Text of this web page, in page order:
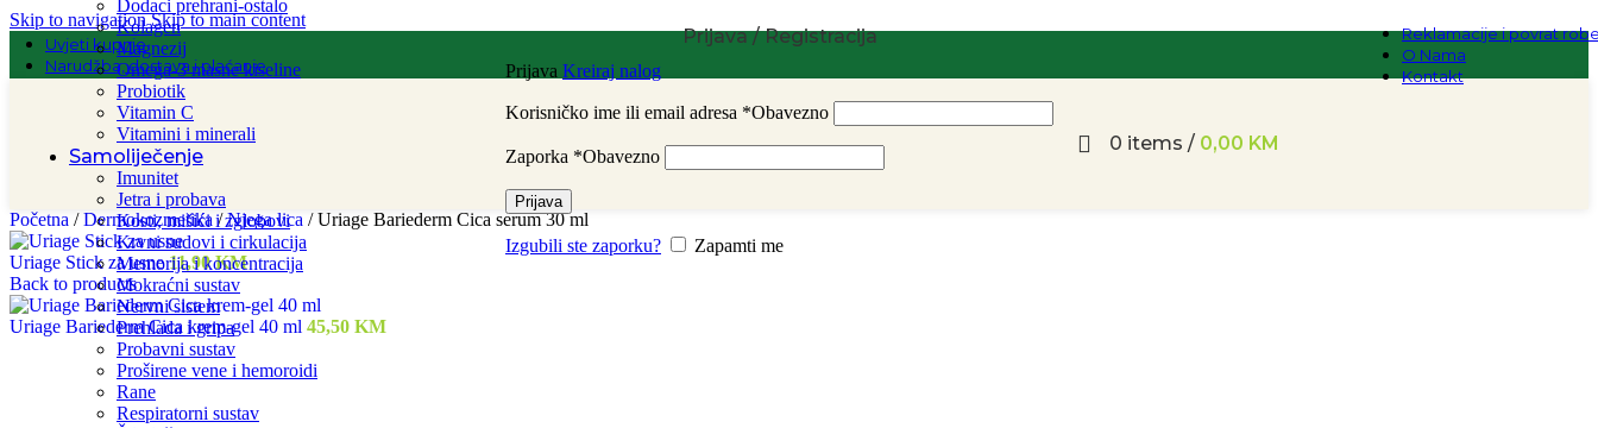
Skip to navigationSkip to main content
Uvjeti kupnje
Narudžba, dostava i plaćanje
Reklamacije i povrat
O Nama
Kontakt
Dodaci prehrani-ostalo
Kolagen
Magnezij
Omega-3 masne kiseline
Probiotik
Vitamin C
Vitamini i minerali
Samoliječenje
Imunitet
Jetra i probava
Kosti, mišići i zglobovi
Krvni sudovi i cirkulacija
Memorija i koncentracija
Mokraćni sustav
Nervni sistem
Prehlada i gripa
Probavni sustav
Proširene vene i hemoroidi
Rane
Respiratorni sustav
Prijava / Registracija
Prijava Kreiraj nalog
Korisničko ime ili email adresa *Obavezno
Zaporka *Obavezno
Prijava
Izgubili ste zaporku? Zapamti me
0 items / 0,00 KM
Početna / Dermokozmetika/ Njega lica / Uriage Bariederm Cica serum 30 ml
Uriage Stick za usne11,90KM
Back to products
Uriage Bariederm Cica krem-gel 40 ml 45,50 KM